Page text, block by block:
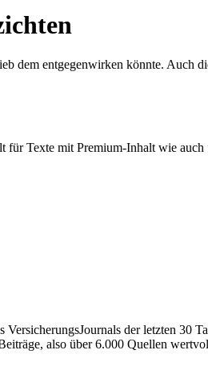
dem entgegenwirken könnte. Auch
Texte mit Premium-Inhalt wie auch
der letzten 30
also über 6.000 Quellen